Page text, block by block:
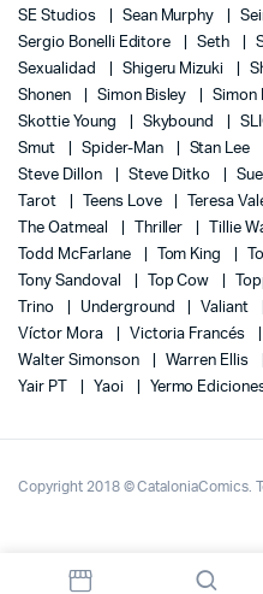
SE Studios
Sean Murphy
Sergio Bonelli Editore
Seth
Sexualidad
Shigeru Mizuki
Shonen
Simon Bisley Simon
Skottie Young
Skybound
Smut
Spider-Man Stan Lee
Steve Dillon
Steve Ditko
Tarot
Teens Love Teresa
The Oatmeal
Thriller Tillie
Todd McFarlane
Tom King
Tony Sandoval
Top Cow
Trino
Underground Valiant
Víctor Mora
Victoria Francés
Walter Simonson
Warren Ellis
Yair PT
Yaoi Yermo
Copyright 2018 © CataloniaComics.